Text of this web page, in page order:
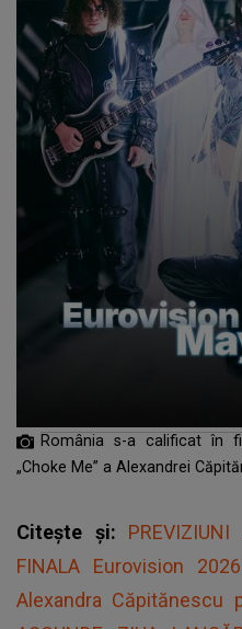
România s-a calificat în
„Choke Me” a Alexandrei
Citește și:
FINALA Eurovision
Alexandra